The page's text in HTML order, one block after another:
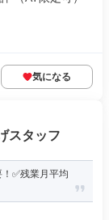
気になる
スタッフ
✅️残業月平均